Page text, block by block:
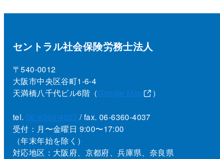
セントラル社会保険労務士法人
〒540-0012
大阪市中央区谷町1-6-4
天満橋八千代ビル6階（Google Map ）
tel. 06-6360-4027 / fax. 06-6360-4037
受付：月〜金曜日 9:00〜17:00
（年末年始を除く）
対応地区：大阪府、京都府、兵庫県、奈良県